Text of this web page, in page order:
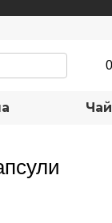
Чай